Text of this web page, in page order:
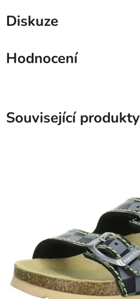
Diskuze
Hodnocení
Související produkty